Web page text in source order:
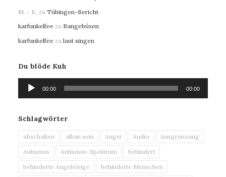
M. - K. zu Tübingen-Bericht
karfunkelfee zu Bangebüxen
karfunkelfee zu laut singen
Du blöde Kuh
Audio-
Player
00:00 00:00
Schlagwörter
abschalten allein sein Angst Audio
Ausgrenzung
Autismus
Autismus-Spektrum
behindert
behinderte Angehörige
behinderte Menschen